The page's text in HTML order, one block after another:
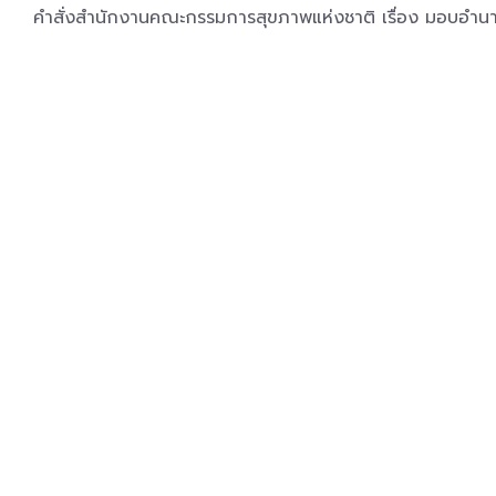
คำสั่งสำนักงานคณะกรรมการสุขภาพแห่งชาติ เรื่อง มอบอำน